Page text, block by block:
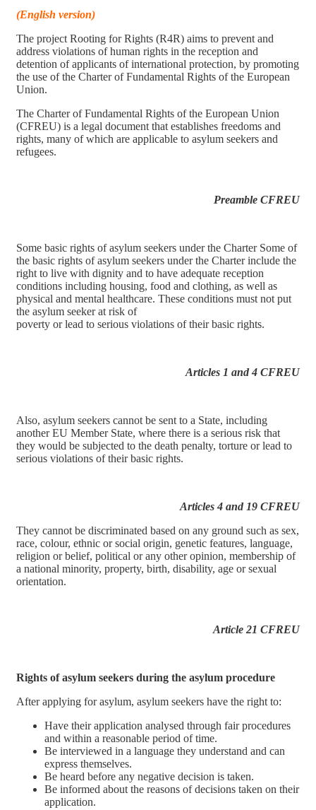
(English version)
The project Rooting for Rights (R4R) aims to prevent and
address violations of human rights in the reception and
detention of applicants of international protection, by promoting
the use of the Charter of Fundamental Rights of the European
Union.
The Charter of Fundamental Rights of the European Union
(CFREU) is a legal document that establishes freedoms and
rights, many of which are applicable to asylum seekers and
refugees.
Preamble CFREU
Some basic rights of asylum seekers under the Charter Some of
the basic rights of asylum seekers under the Charter include the
right to live with dignity and to have adequate reception
conditions including housing, food and clothing, as well as
physical and mental healthcare. These conditions must not put
the asylum seeker at risk of
poverty or lead to serious violations of their basic rights.
Articles 1 and 4 CFREU
Also, asylum seekers cannot be sent to a State, including
another EU Member State, where there is a serious risk that
they would be subjected to the death penalty, torture or lead to
serious violations of their basic rights.
Articles 4 and 19 CFREU
They cannot be discriminated based on any ground such as sex,
race, colour, ethnic or social origin, genetic features, language,
religion or belief, political or any other opinion, membership of
a national minority, property, birth, disability, age or sexual
orientation.
Article 21 CFREU
Rights of asylum seekers during the asylum procedure
After applying for asylum, asylum seekers have the right to:
Have their application analysed through fair procedures
and within a reasonable period of time.
Be interviewed in a language they understand and can
express themselves.
Be heard before any negative decision is taken.
Be informed about the reasons of decisions taken on their
application.